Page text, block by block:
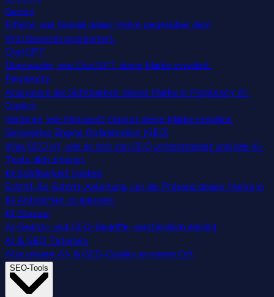
Gemini
Erfahre, wie Gemini deine Marke gegenüber dem
Wettbewerb positioniert.
ChatGPT
Überwache, wie ChatGPT deine Marke erwähnt.
Perplexity
Analysiere die Sichtbarkeit deiner Marke in Perplexity AI.
Copilot
Verfolge, wie Microsoft Copilot deine Marke erwähnt.
Generative Engine Optimization (GEO)
Was GEO ist, wie es sich von SEO unterscheidet und wie KI-
Tools dich zitieren.
KI-Sichtbarkeit tracken
Schritt-für-Schritt-Anleitung, um die Präsenz deiner Marke in
KI-Antworten zu messen.
KI-Glossar
AI-Search- und GEO-Begriffe, verständlich erklärt.
AI & GEO Tutorials
Alle unsere AI- & GEO-Guides an einem Ort.
SEO-Tools